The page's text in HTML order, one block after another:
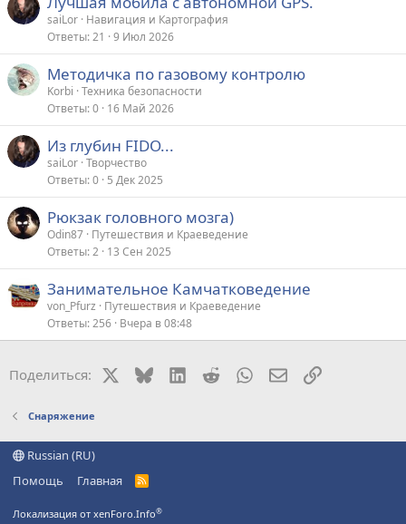
saiLor Навигация и Картография
Ответы 21 9 Июл 2026
Методичка по газовому контролю
Korbi Техника безопасности
Ответы 0 16 Май 2026
Из глубин FIDO...
saiLor Творчество
Ответы 0 5 Дек 2025
Рюкзак головного мозга)
Odin87 Путешествия и Краеведение
Ответы 2 13 Сен 2025
Занимательное Камчатковедение
von_Pfurz
Путешествия и Краеведение
Ответы 256 Вчера в 08:48
Поделиться: BlueskyLinkedIn
RedditWhatsAppЭлектронная
Ссылка
Снаряжение
Russian (RU)
Помощь
Главная
R
Локализация от xenForo.Info®